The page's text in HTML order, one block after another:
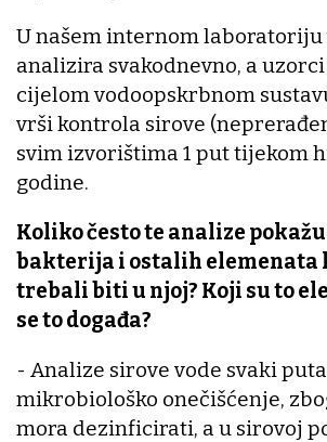
U našem internom laboratoriju
analizira svakodnevno, a
cijelom vodoopskrbnom
vrši kontrola sirove
svim izvorištima 1 put tijekom
godine.
Koliko često te analize
bakterija i ostalih elemenata
trebali biti u njoj? Koji su to
se to događa?
- Analize sirove vode svaki
mikrobiološko onečišćenje,
mora dezinficirati, a u sirovoj